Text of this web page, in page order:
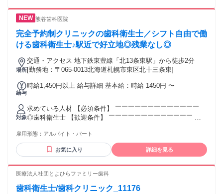
熊谷歯科医院
完全予約制クリニックの歯科衛生士／シフト自由で働
ける歯科衛生士♪駅近で好立地◎残業なし◎
場所
交通・アクセス 地下鉄東豊線「北13条東駅」から徒歩2分
[勤務地：〒065-0013北海道札幌市東区北十三条東]
給与
時給1,450円以上 給与詳細 基本給：時給 1450円 〜
対象
求めている人材 【必須条件】 ￣￣￣￣￣￣￣￣￣￣￣￣￣
◎歯科衛生士 【歓迎条件】 ￣￣￣￣￣￣￣￣￣￣￣￣￣ ◎
◎主婦・主夫歓迎 ◎挨拶ができる方 ◎掃除への意識が高い方
雇用形態： アルバイト・パート
お気に入り 詳細を見る
医療法人社団とよひらファミリー歯科
歯科衛生士/歯科クリニック_11176